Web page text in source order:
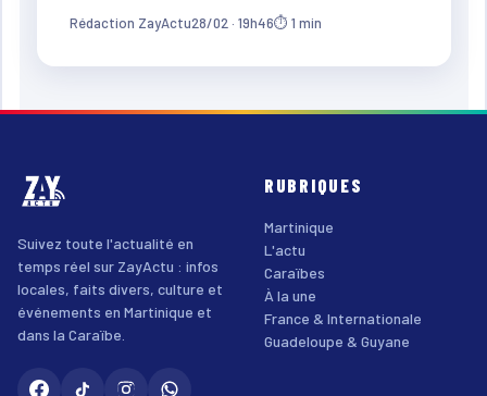
Rédaction ZayActu28/02 · 19h46⏱ 1 min
Suivez toute l'actualité en
temps réel sur ZayActu : infos
locales, faits divers, culture et
événements en Martinique et
dans la Caraïbe.
RUBRIQUES
Martinique
L'actu
Caraïbes
À la une
France & Internationale
Guadeloupe & Guyane